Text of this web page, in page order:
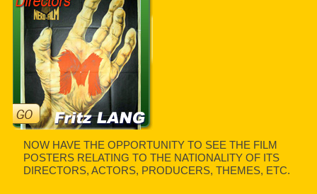
NOW HAVE THE OPPORTUNITY TO SEE THE FILM
POSTERS RELATING TO THE NATIONALITY OF ITS
DIRECTORS, ACTORS, PRODUCERS, THEMES, ETC.